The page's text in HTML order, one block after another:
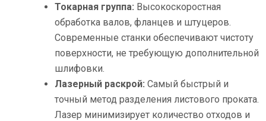
Токарная группа: Высокоскоростная
обработка валов, фланцев и штуцеров.
Современные станки обеспечивают чистоту
поверхности, не требующую дополнительной
шлифовки.
Лазерный раскрой: Самый быстрый и
точный метод разделения листового проката.
Лазер минимизирует количество отходов и